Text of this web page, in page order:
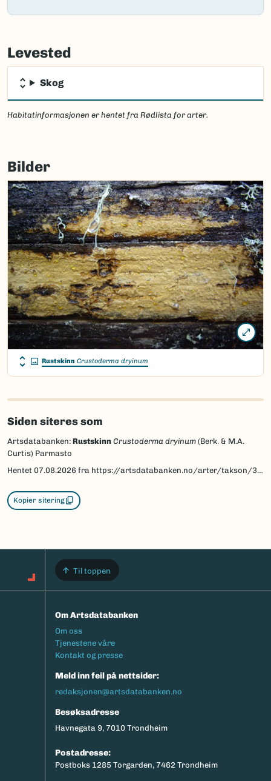
Failed
load
Levested
Skog
Habitatinformasjonen er hentet fra Rødlista for arter.
Bilder
Rustskinn Crustoderma dryinum
Siden siteres som
Artsdatabanken: Rustskinn Crustoderma dryinum (Berk. & M.A.
Curtis) Parmasto
Hentet 07.08.2026 fra https://artsdatabanken.no/arter/takson/39756
Kopier sitering
Til toppen
Om Artsdatabanken
Footermeny
Om oss
Tjenestene våre
Kontakt og presse
Meld inn feil på nettsider:
redaksjonen@artsdatabanken.no
Besøksadresse
Havnegata 9, 7010 Trondheim
Postadresse:
Postboks 1285 Torgarden, 7462 Trondheim